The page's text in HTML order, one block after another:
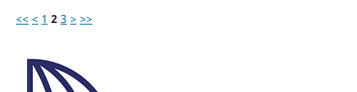
<< < 1 2 3 > >>